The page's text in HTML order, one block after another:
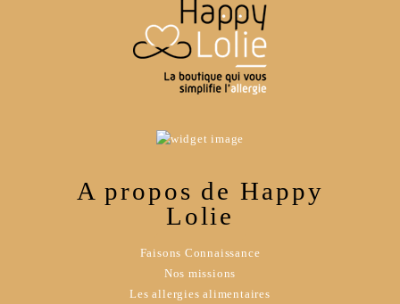
A propos de Happy
Lolie
Faisons Connaissance
Nos missions
Les allergies alimentaires